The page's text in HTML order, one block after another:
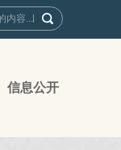
信息公开